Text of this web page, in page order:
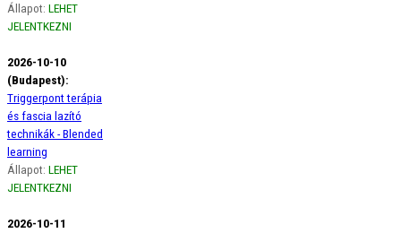
Állapot: LEHET
JELENTKEZNI
2026-10-10
(Budapest):
Triggerpont terápia
és fascia lazító
technikák - Blended
learning
Állapot: LEHET
JELENTKEZNI
2026-10-11